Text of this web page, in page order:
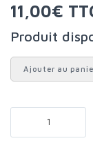
11,00€
Produit
Ajouter au